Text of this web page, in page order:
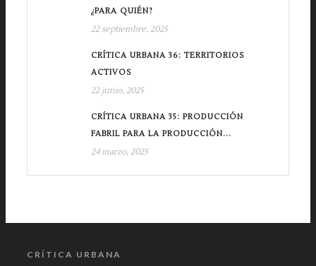
¿PARA QUIÉN?
22 septiembre, 2025
CRÍTICA URBANA 36: TERRITORIOS
ACTIVOS
22 junio, 2025
CRÍTICA URBANA 35: PRODUCCIÓN
FABRIL PARA LA PRODUCCIÓN...
24 marzo, 2025
CRÍTICA URBANA